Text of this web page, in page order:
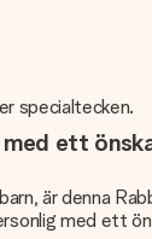
specialtecken.
ett
är denna
med ett